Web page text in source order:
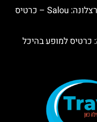
פארק המים PortAventura בברצלונה: Salou – כרטיס
כרטיס למופע בהיכל